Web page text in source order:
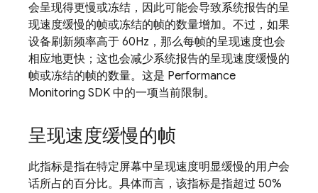
会呈现得更慢或冻结，因此可能会导致系统报告的呈
现速度缓慢的帧或冻结的帧的数量增加。不过，如果
设备刷新频率高于 60Hz，那么每帧的呈现速度也会
相应地更快；这也会减少系统报告的呈现速度缓慢的
帧或冻结的帧的数量。这是 Performance
Monitoring SDK 中的一项当前限制。
呈现速度缓慢的帧
此指标是指在特定屏幕中呈现速度明显缓慢的用户会
话所占的百分比。具体而言，该指标是指超过 50%